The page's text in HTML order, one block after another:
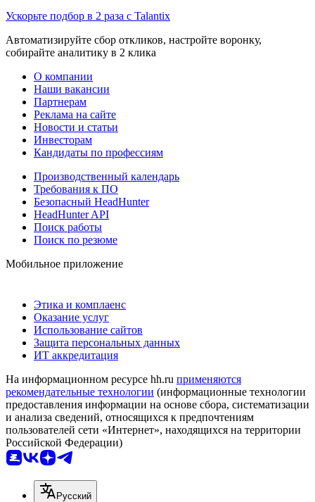
Ускорьте подбор в 2 раза с Talantix
Автоматизируйте сбор откликов, настройте воронку,
собирайте аналитику в 2 клика
О компании
Наши вакансии
Партнерам
Реклама на сайте
Новости и статьи
Инвесторам
Кандидаты по профессиям
Производственный календарь
Требования к ПО
Безопасный HeadHunter
HeadHunter API
Поиск работы
Поиск по резюме
Мобильное приложение
Этика и комплаенс
Оказание услуг
Использование сайтов
Защита персональных данных
ИТ аккредитация
На информационном ресурсе hh.ru применяются
рекомендательные технологии (информационные технологии
предоставления информации на основе сбора, систематизации
и анализа сведений, относящихся к предпочтениям
пользователей сети «Интернет», находящихся на территории
Российской Федерации)
Русский